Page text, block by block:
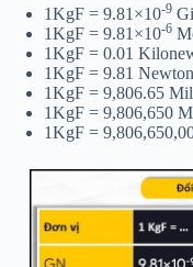
1KgF = 9.81×10-9
1KgF = 9.81×10-6
1KgF = 0.01
1KgF = 9.81
1KgF = 9,806.65
1KgF = 9,806,650
1KgF =